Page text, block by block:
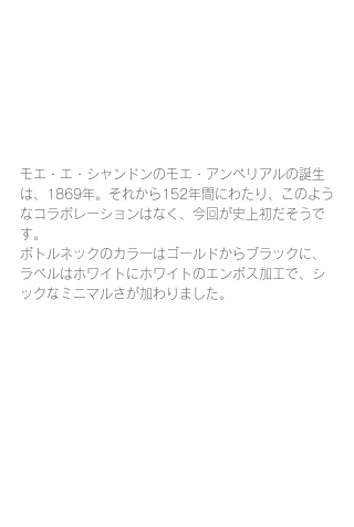
モエ・エ・シャンドンのモエ・アンペリアルの誕生
は、1869年。それから152年間にわたり、このよう
なコラボレーションはなく、今回が史上初だそうで
す。
ボトルネックのカラーはゴールドからブラックに、
ラベルはホワイトにホワイトのエンボス加工で、シ
ックなミニマルさが加わりました。